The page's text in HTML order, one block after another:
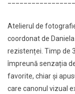
Atelierul de
coordonat de
rezistenței. Timp de
împreună senzația
favorite, chiar și
care canonul vizual